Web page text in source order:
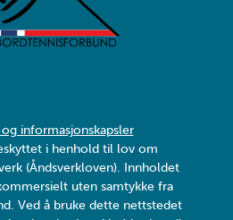
informasjonskapsler
i henhold til lov om
(Åndsverkloven). Innholdet
uten samtykke fra
Ved å bruke dette nettstedet